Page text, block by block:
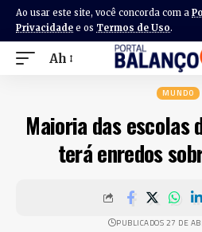
Ao usar este site, você concorda com a
Privacidade e os Termos de Uso.
Ah
MUNDO
Maioria das escolas
terá enredos
PUBLICADOS 27 DE